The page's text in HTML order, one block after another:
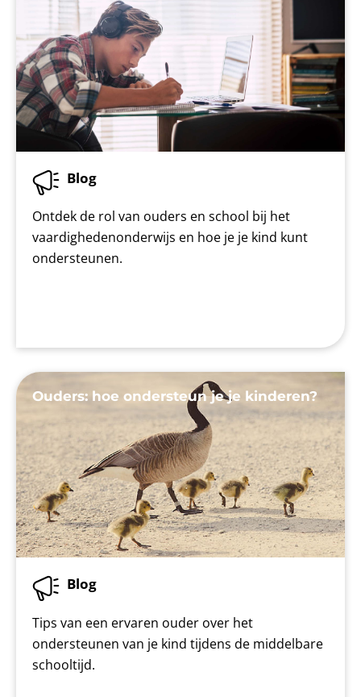
Blog
Ontdek de rol van ouders en school bij het
vaardighedenonderwijs en hoe je je kind kunt
ondersteunen.
Ouders: hoe ondersteun je je kinderen?
Blog
Tips van een ervaren ouder over het
ondersteunen van je kind tijdens de middelbare
schooltijd.